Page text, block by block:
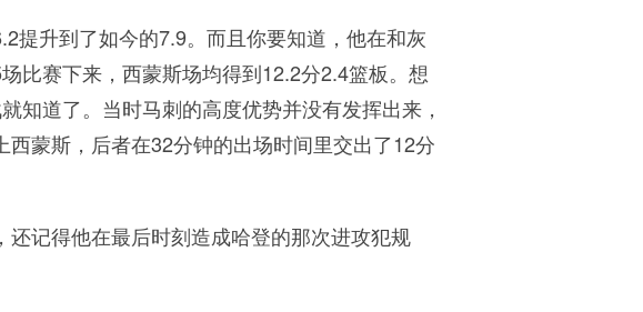
提升到了如今的7.9。而且你要知道，他在和灰
比赛下来，西蒙斯场均得到12.2分2.4篮板。想
知道了。当时马刺的高度优势并没有发挥出来，
蒙斯，后者在32分钟的出场时间里交出了12分
记得他在最后时刻造成哈登的那次进攻犯规